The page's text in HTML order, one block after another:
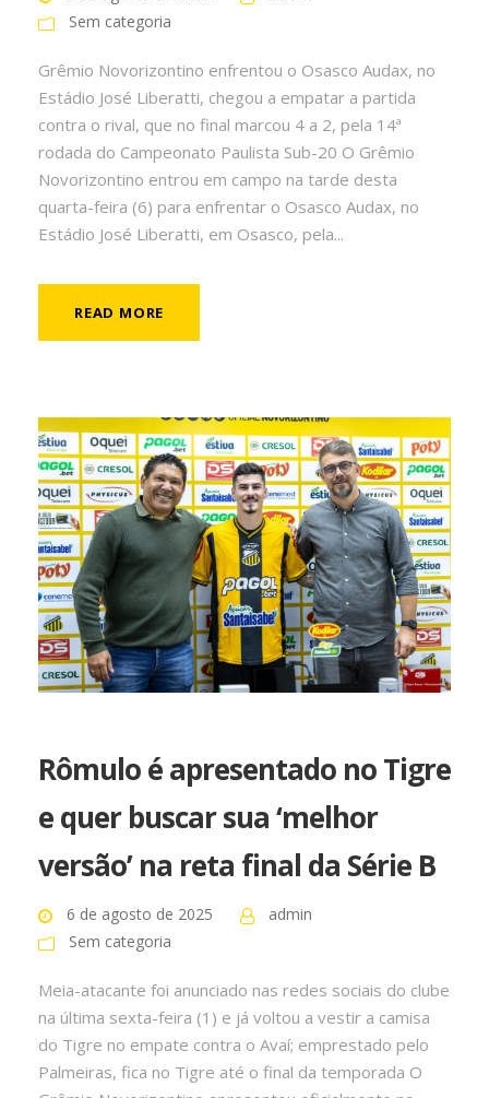
Sem categoria
Grêmio Novorizontino enfrentou o Osasco Audax, no
Estádio José Liberatti, chegou a empatar a partida
contra o rival, que no final marcou 4 a 2, pela 14ª
rodada do Campeonato Paulista Sub-20 O Grêmio
Novorizontino entrou em campo na tarde desta
quarta-feira (6) para enfrentar o Osasco Audax, no
Estádio José Liberatti, em Osasco, pela...
READ MORE
Rômulo é apresentado no Tigre
e quer buscar sua ‘melhor
versão’ na reta final da Série B
6 de agosto de 2025
admin
Sem categoria
Meia-atacante foi anunciado nas redes sociais do clube
na última sexta-feira (1) e já voltou a vestir a camisa
do Tigre no empate contra o Avaí; emprestado pelo
Palmeiras, fica no Tigre até o final da temporada O